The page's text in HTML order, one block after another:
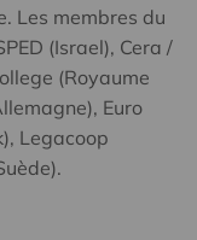
Les membres du
(Israel), Cera /
(Royaume
Euro
Legacoop